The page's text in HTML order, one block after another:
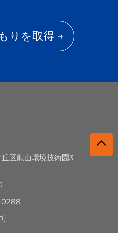
りを取得 →
区龍山環境技術園3
0288